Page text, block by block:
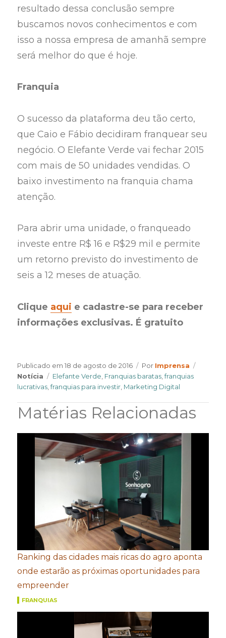
resultado dessa conclusão sempre
buscamos novos conhecimentos e com
isso a nossa empresa de amanhã sempre
será melhor do que é hoje.
Franquia
O sucesso da plataforma deu tão certo,
que Caio e Fábio decidiram franquear seu
negócio. O Elefante Verde vai fechar 2015
com mais de 50 unidades vendidas. O
baixo investimento na franquia chama
atenção.
Para abrir uma unidade, o franqueado
investe entre R$ 16 e R$29 mil e permite
um retorno previsto do investimento de
seis a 12 meses de atuação.
Clique aqui e cadastre-se para receber
informações exclusivas. É gratuito
Publicado em18 de agosto de 2016 Por Author
Imprensa
Notícia
Tags
Elefante Verde Franquias baratas ,franquias
lucrativas ,franquias para investir Marketing Digital
Matérias Relacionadas
Ranking das cidades mais ricas do agro aponta
onde estarão as próximas oportunidades para
empreender
FRANQUIAS